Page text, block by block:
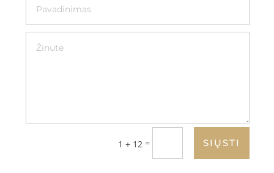
1 + 12 = SIŲSTI